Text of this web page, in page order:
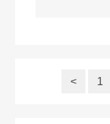
< 1